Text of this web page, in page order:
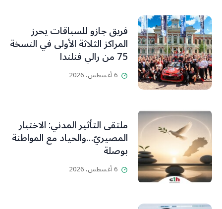
فريق جازو للسباقات يحرز
المراكز الثلاثة الأولى في النسخة
75 من رالي فنلندا
6 أغسطس، 2026
ملتقى التأثير المدني: الاختبار
المصيريّ…والحياد مع المواطنة
بوصلة
6 أغسطس، 2026